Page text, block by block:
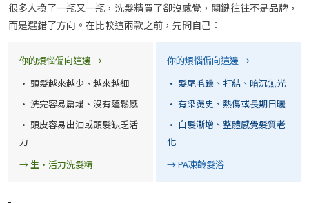
很多人換了一瓶又一瓶，洗髮精買了卻沒感覺，關鍵往往不是品牌，
而是選錯了方向。在比較這兩款之前，先問自己：
你的煩惱偏向這邊 →
· 頭髮越來越少、越來越細
· 洗完容易扁塌、沒有蓬鬆感
· 頭皮容易出油或頭髮缺乏活
力
→ 生·活力洗髮精
你的煩惱偏向這邊 →
· 髮尾毛躁、打結、暗沉無光
· 有染燙史、熱傷或長期日曬
· 白髮漸增、整體感覺髮質老
化
→ PA凍齡髮浴